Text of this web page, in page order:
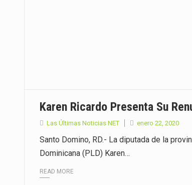
Karen Ricardo Presenta Su
Las Últimas Noticias NET enero 22, 2020
Santo Domino, RD.- La diputada de la
Dominicana (PLD) Karen…
READ MORE